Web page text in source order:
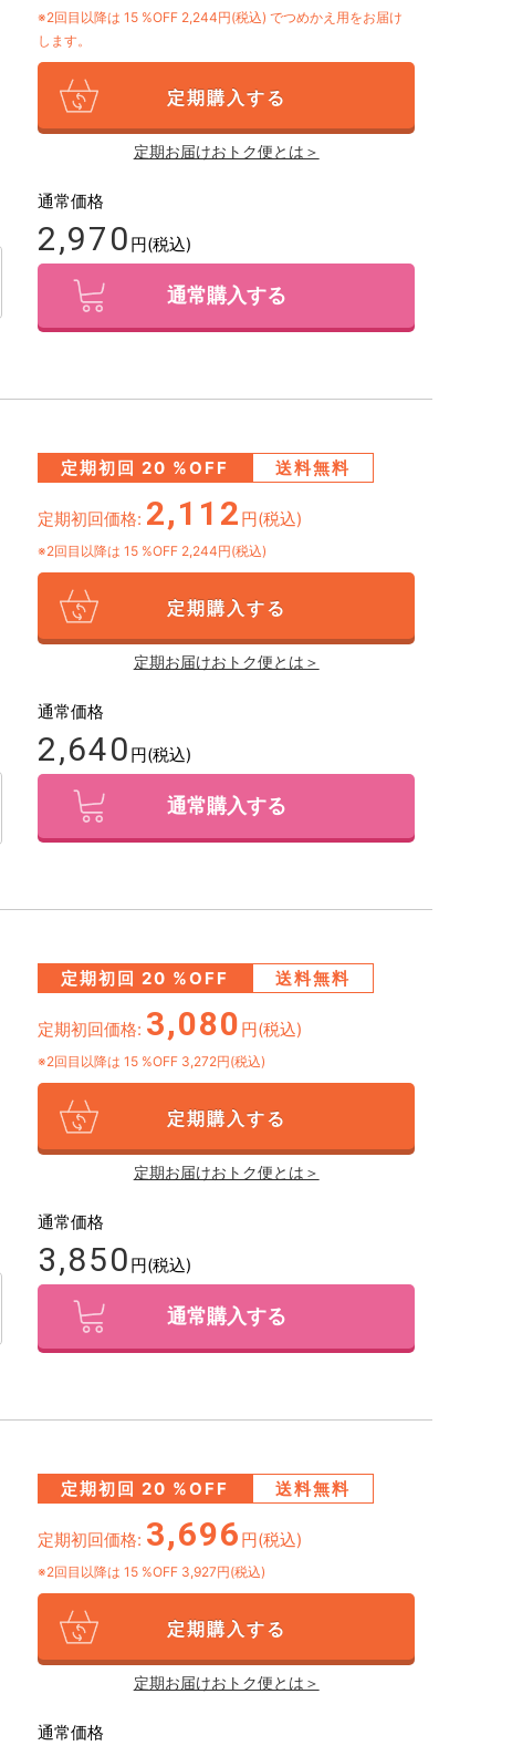
※2回目以降は 15 %OFF 2,244円(税込)でつめかえ用をお届け
します。
定期購入する
定期お届けおトク便とは＞
通常価格
2,970 円(税込)
通常購入する
定期初回 20 %OFF 送料無料
定期初回価格: 2,112 円(税込)
※2回目以降は 15 %OFF 2,244円(税込)
定期購入する
定期お届けおトク便とは＞
通常価格
2,640 円(税込)
通常購入する
定期初回 20 %OFF 送料無料
定期初回価格: 3,080 円(税込)
※2回目以降は 15 %OFF 3,272円(税込)
定期購入する
定期お届けおトク便とは＞
通常価格
3,850 円(税込)
通常購入する
定期初回 20 %OFF 送料無料
定期初回価格: 3,696 円(税込)
※2回目以降は 15 %OFF 3,927円(税込)
定期購入する
定期お届けおトク便とは＞
通常価格